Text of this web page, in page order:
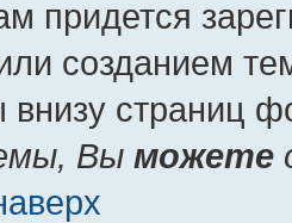
придется
созданием
внизу страниц
Вы можете